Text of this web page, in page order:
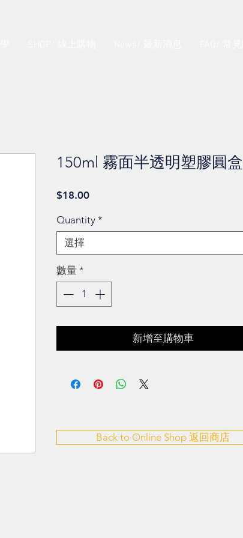
150ml 霧面半透明塑膠圓盒
$18.00價
Quantity *
選擇
數量 *
新增至購物車
Back to Online Shop 返回商店